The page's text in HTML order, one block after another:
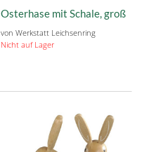
Osterhase mit Schale, groß
von Werkstatt Leichsenring
Nicht auf Lager